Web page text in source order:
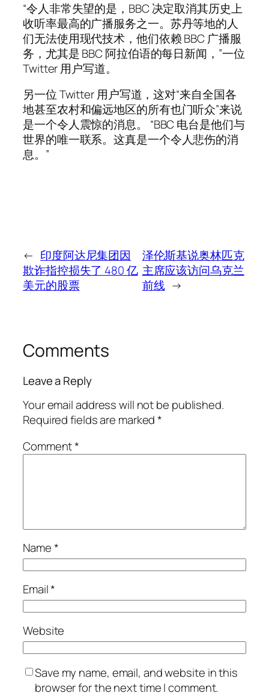
“令人非常失望的是，BBC 决定取消其历史上
收听率最高的广播服务之一。苏丹等地的人
们无法使用现代技术，他们依赖 BBC 广播服
务，尤其是 BBC 阿拉伯语的每日新闻，”一位
Twitter 用户写道。
另一位 Twitter 用户写道，这对“来自全国各
地甚至农村和偏远地区的所有也门听众”来说
是一个令人震惊的消息。 “BBC 电台是他们与
世界的唯一联系。这真是一个令人悲伤的消
息。”
← 印度阿达尼集团因
欺诈指控损失了 480 亿
美元的股票
泽伦斯基说奥林匹克
主席应该访问乌克兰
前线 →
Comments
Leave a Reply
Your email address will not be published.
Required fields are marked*
Comment*
Name*
Email*
Website
Save my name, email, and website in this
browser for the next time I comment.